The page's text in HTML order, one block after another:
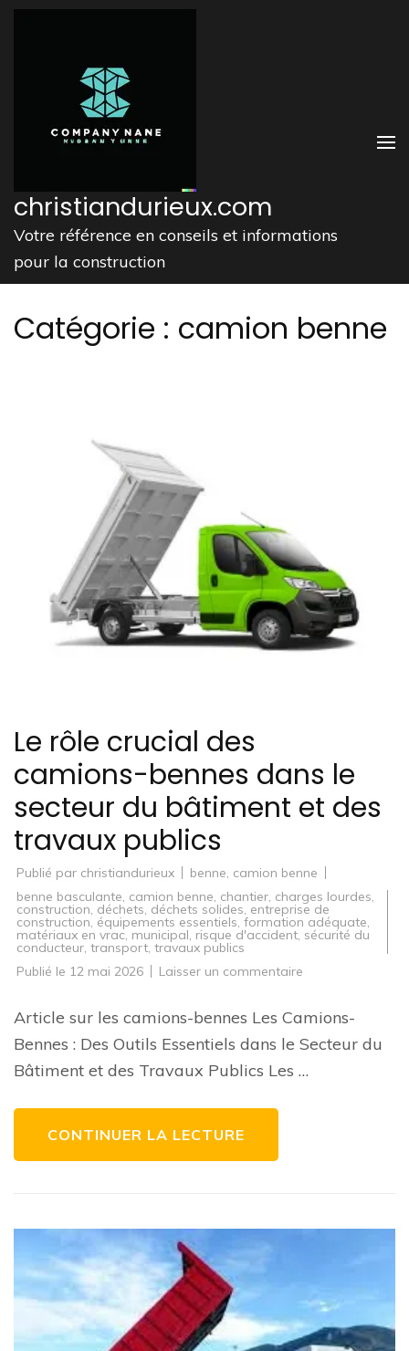
Aller
christiandurieux.com
Votre référence en conseils et informations
pour la construction
Catégorie : camion benne
Le rôle crucial des
camions-bennes dans le
secteur du bâtiment et des
travaux publics
Publié par christiandurieux benne, camion benne
benne basculante, camion benne, chantier, charges lourdes,
construction, déchets, déchets solides, entreprise de
construction, équipements essentiels, formation adéquate,
matériaux en vrac, municipal, risque d'accident, sécurité du
conducteur, transport, travaux publics
Publié le 12 mai 2026 Laisser un commentaire
crucial
des
bennes
le
Article sur les camions-bennes Les Camions-
Bennes : Des Outils Essentiels dans le Secteur du
Bâtiment et des Travaux Publics Les …
CONTINUER LA LECTURE